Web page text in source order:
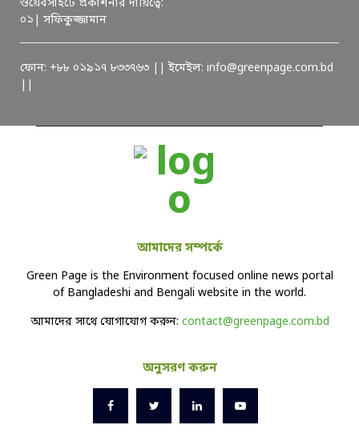
ওয়েবসাইটে প্রকাশনার দায়িত্বে:
০১| সফিকুজ্জামান
ফোন: +৮৮ ০১৯১৭ ৮৩৩৭৬৩ || ইমেইল: info@greenpage.com.bd
আমাদের সম্পর্কে
Green Page is the Environment focused online news portal
of Bangladeshi and Bengali website in the world.
আমাদের সাথে যোগাযোগ করুন: contact@greenpage.com.bd
অনুসরণ করুন